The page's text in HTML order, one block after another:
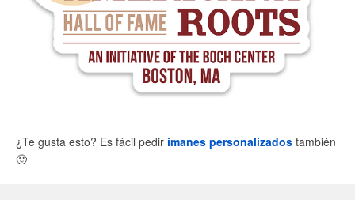
¿Te gusta esto? Es fácil pedir imanes personalizados también
🙂